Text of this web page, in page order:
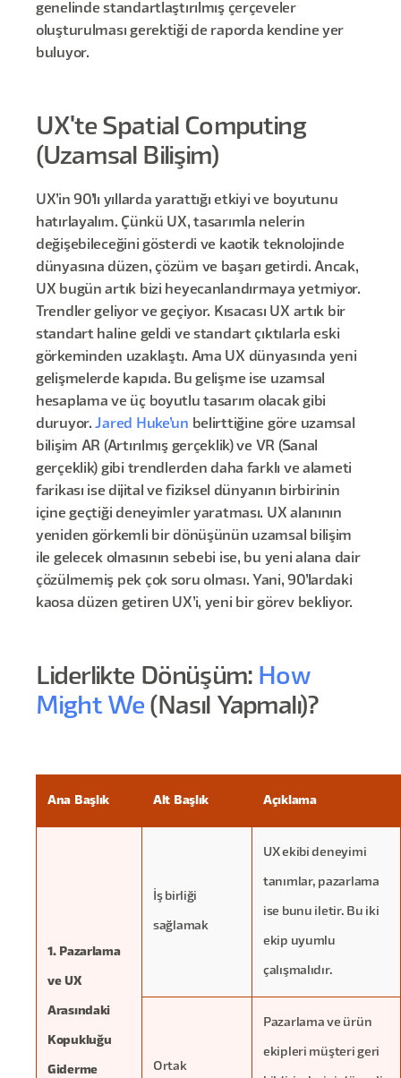
genelinde standartlaştırılmış çerçeveler
oluşturulması gerektiği de raporda kendine yer
buluyor.
UX'te Spatial Computing
(Uzamsal Bilişim)
UX’in 90’lı yıllarda yarattığı etkiyi ve boyutunu
hatırlayalım. Çünkü UX, tasarımla nelerin
değişebileceğini gösterdi ve kaotik teknolojinde
dünyasına düzen, çözüm ve başarı getirdi. Ancak,
UX bugün artık bizi heyecanlandırmaya yetmiyor.
Trendler geliyor ve geçiyor. Kısacası UX artık bir
standart haline geldi ve standart çıktılarla eski
görkeminden uzaklaştı. Ama UX dünyasında yeni
gelişmelerde kapıda. Bu gelişme ise uzamsal
hesaplama ve üç boyutlu tasarım olacak gibi
duruyor.Jared Huke’un belirttiğine göre uzamsal
bilişim AR (Artırılmış gerçeklik) ve VR (Sanal
gerçeklik) gibi trendlerden daha farklı ve alameti
farikası ise dijital ve fiziksel dünyanın birbirinin
içine geçtiği deneyimler yaratması. UX alanının
yeniden görkemli bir dönüşünün uzamsal bilişim
ile gelecek olmasının sebebi ise, bu yeni alana dair
çözülmemiş pek çok soru olması. Yani, 90’lardaki
kaosa düzen getiren UX’i, yeni bir görev bekliyor.
Liderlikte Dönüşüm: How
Might We (Nasıl Yapmalı)?
Ana Başlık Alt Başlık Açıklama
1. Pazarlama
ve UX
Arasındaki
Kopukluğu
Giderme
İş birliği
sağlamak
UX ekibi deneyimi
tanımlar, pazarlama
ise bunu iletir. Bu iki
ekip uyumlu
çalışmalıdır.
Ortak
Pazarlama ve ürün
ekipleri müşteri geri